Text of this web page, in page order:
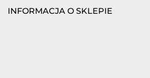
INFORMACJA O SKLEPIE